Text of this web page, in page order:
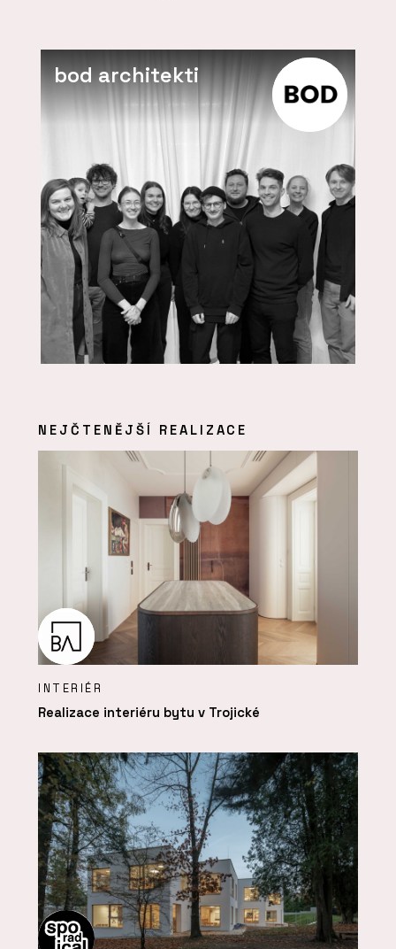
bod architekti
NEJČTENĚJŠÍ REALIZACE
INTERIÉR
Realizace interiéru bytu v Trojické